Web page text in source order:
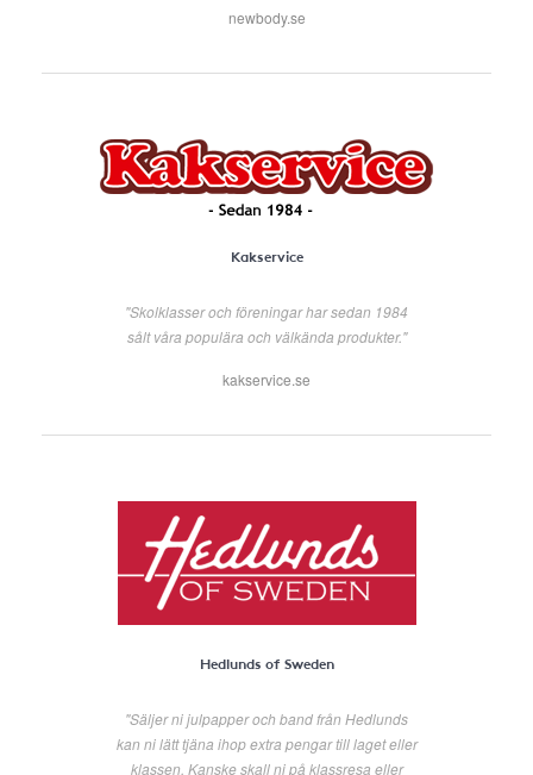
newbody.se
Kakservice
"Skolklasser och föreningar har sedan 1984
sålt våra populära och välkända produkter."
kakservice.se
Hedlunds of Sweden
"Säljer ni julpapper och band från Hedlunds
kan ni lätt tjäna ihop extra pengar till laget eller
klassen. Kanske skall ni på klassresa eller